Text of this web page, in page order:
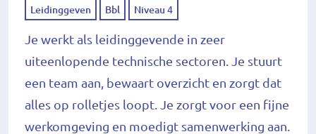
Leidinggeven Bbl Niveau 4
Je werkt als leidinggevende in zeer
uiteenlopende technische sectoren. Je stuurt
een team aan, bewaart overzicht en zorgt dat
alles op rolletjes loopt. Je zorgt voor een fijne
werkomgeving en moedigt samenwerking aan.